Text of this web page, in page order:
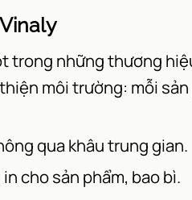
trong những thương
môi trường: mỗi
qua khâu trung gian.
cho sản phẩm, bao bì.